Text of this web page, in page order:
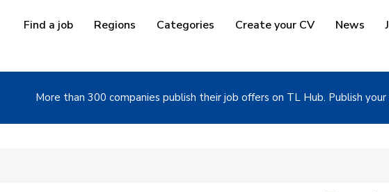
Find a job Regions Categories Create your CV News
More than 300 companies publish their job offers on TL Hub. Publish